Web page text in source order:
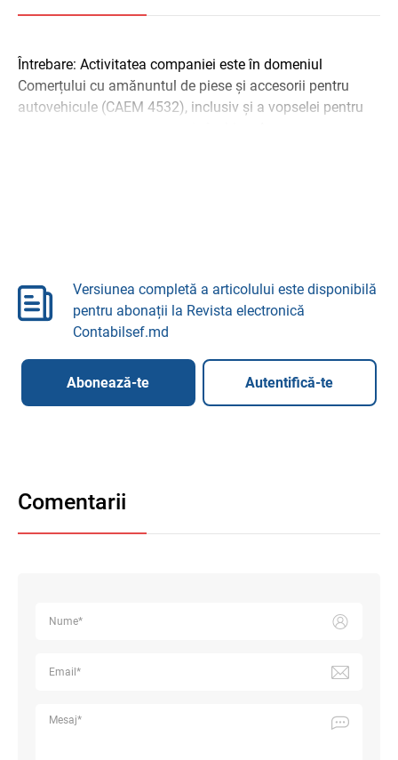
Întrebare: Activitatea companiei este în domeniul
Comerțului cu amănuntul de piese și accesorii pentru
autovehicule (CAEM 4532), inclusiv și a vopselei pentru
Versiunea completă a articolului este disponibilă
pentru abonații la Revista electronică
Contabilsef.md
Abonează-te Autentifică-te
Comentarii